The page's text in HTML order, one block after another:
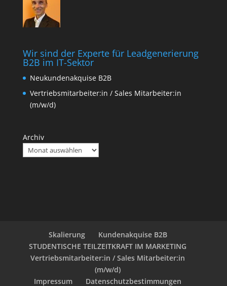
Wir sind der Experte für Leadgenerierung
B2B im IT-Sektor
Neukundenakquise B2B
Vertriebsmitarbeiter:in / Sales Mitarbeiter:in
(m/w/d)
Archiv
Skalierung
Kundenakquise B2B
STUDENTISCHE TEILZEITKRAFT IM MARKETING
Vertriebsmitarbeiter:in / Sales Mitarbeiter:in
(m/w/d)
Impressum
Datenschutzbestimmungen